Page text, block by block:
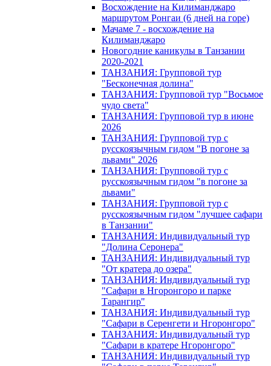
Восхождение на Килиманджаро
маршрутом Ронгаи (6 дней на горе)
Мачаме 7 - восхождение на
Килиманджаро
Новогодние каникулы в Танзании
2020-2021
ТАНЗАНИЯ: Групповой тур
"Бесконечная долина"
ТАНЗАНИЯ: Групповой тур "Восьмое
чудо света"
ТАНЗАНИЯ: Групповой тур в июне
2026
ТАНЗАНИЯ: Групповой тур с
русскоязычным гидом "В погоне за
львами" 2026
ТАНЗАНИЯ: Групповой тур с
русскоязычным гидом "в погоне за
львами"
ТАНЗАНИЯ: Групповой тур с
русскоязычным гидом "лучшее сафари
в Танзании"
ТАНЗАНИЯ: Индивидуальный тур
"Долина Серонера"
ТАНЗАНИЯ: Индивидуальный тур
"От кратера до озера"
ТАНЗАНИЯ: Индивидуальный тур
"Сафари в Нгоронгоро и парке
Тарангир"
ТАНЗАНИЯ: Индивидуальный тур
"Сафари в Серенгети и Нгоронгоро"
ТАНЗАНИЯ: Индивидуальный тур
"Сафари в кратере Нгоронгоро"
ТАНЗАНИЯ: Индивидуальный тур